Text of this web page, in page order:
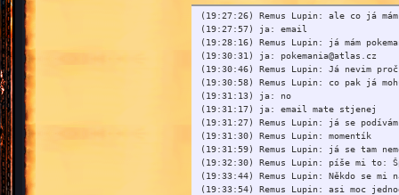
(19:27:26) Remus Lupin: ale co já
(19:27:57) ja: email
(19:28:16) Remus Lupin: já mám
(19:30:31) ja: pokemania@atlas.cz
(19:30:46) Remus Lupin: Já nevim
(19:30:58) Remus Lupin: co pak já
(19:31:13) ja: no
(19:31:17) ja: email mate stjenej
(19:31:27) Remus Lupin: já se podívám
(19:31:30) Remus Lupin: momentík
(19:31:59) Remus Lupin: já se tam
(19:32:30) Remus Lupin: píše mi to:
(19:33:44) Remus Lupin: Někdo se mi
(19:33:54) Remus Lupin: asi moc